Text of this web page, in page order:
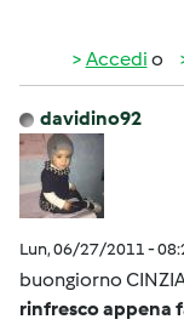
Accedi o
davidino92
Lun, 06/27/2011 -
buongiorno
rinfresco appena